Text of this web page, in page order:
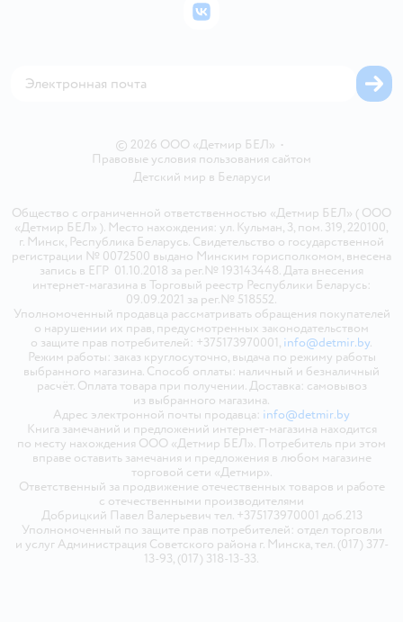
Политика использования файлов cookie
Бонусные карты
© 2026 ООО «Детмир БЕЛ» •
Правовые условия пользования сайтом
Детский мир в Беларуси
Общество с ограниченной ответственностью «Детмир БЕЛ» ( ООО
«Детмир БЕЛ» ). Место нахождения: ул. Кульман, 3, пом. 319, 220100,
г. Минск, Республика Беларусь. Свидетельство о государственной
регистрации № 0072500 выдано Минским горисполкомом, внесена
запись в ЕГР 01.10.2018 за рег.№ 193143448. Дата внесения
интернет-магазина в Торговый реестр Республики Беларусь:
09.09.2021 за рег.№ 518552.
Уполномоченный продавца рассматривать обращения покупателей
о нарушении их прав, предусмотренных законодательством
о защите прав потребителей: +375173970001, info@detmir.by.
Режим работы: заказ круглосуточно, выдача по режиму работы
выбранного магазина. Способ оплаты: наличный и безналичный
расчёт. Оплата товара при получении. Доставка: самовывоз
из выбранного магазина.
Адрес электронной почты продавца: info@detmir.by
Книга замечаний и предложений интернет-магазина находится
по месту нахождения ООО «Детмир БЕЛ». Потребитель при этом
вправе оставить замечания и предложения в любом магазине
торговой сети «Детмир».
Ответственный за продвижение отечественных товаров и работе
с отечественными производителями
Добрицкий Павел Валерьевич тел. +375173970001 доб.213
Уполномоченный по защите прав потребителей: отдел торговли
и услуг Администрация Советского района г. Минска, тел. (017) 377-
13-93, (017) 318-13-33.
ВКонтакте